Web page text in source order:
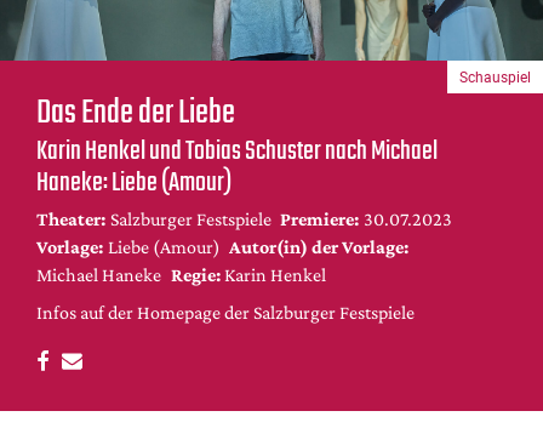
Bühnenwelt
Festivals & Veranstaltungen
Menschen & Theater
Themen
Internationales
Nachrufe
Medientipps
DdB-map
Kalender
Premierensuche
Festival-Planer
Das Ende der Liebe
Karin Henkel und Tobias Schuster nach Michael
Haneke: Liebe (Amour)
Theater: Salzburger Festspiele Premiere: 30.07.2023
Vorlage: Liebe (Amour) Autor(in) der Vorlage:
Michael Haneke Regie: Karin Henkel
Infos auf der Homepage der Salzburger Festspiele
Schauspiel